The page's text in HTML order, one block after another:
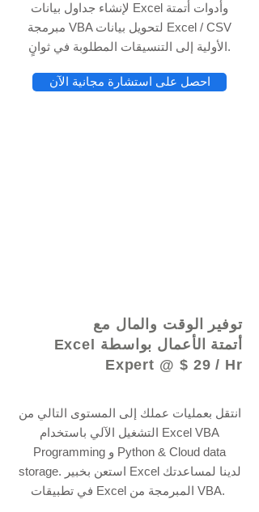
لإنشاء جداول بيانات Excel وأدوات أتمتة
مبرمجة VBA لتحويل بيانات Excel / CSV
الأولية إلى التنسيقات المطلوبة في ثوانٍ.
احصل على استشارة مجانية الآن
توفير الوقت والمال مع
أتمتة الأعمال بواسطة Excel
Expert @ $ 29 / Hr
انتقل بعمليات عملك إلى المستوى التالي من
التشغيل الآلي باستخدام Excel VBA
Programming و Python & Cloud data
storage. استعن بخبير Excel لدينا لمساعدتك
في تطبيقات Excel المبرمجة من VBA.